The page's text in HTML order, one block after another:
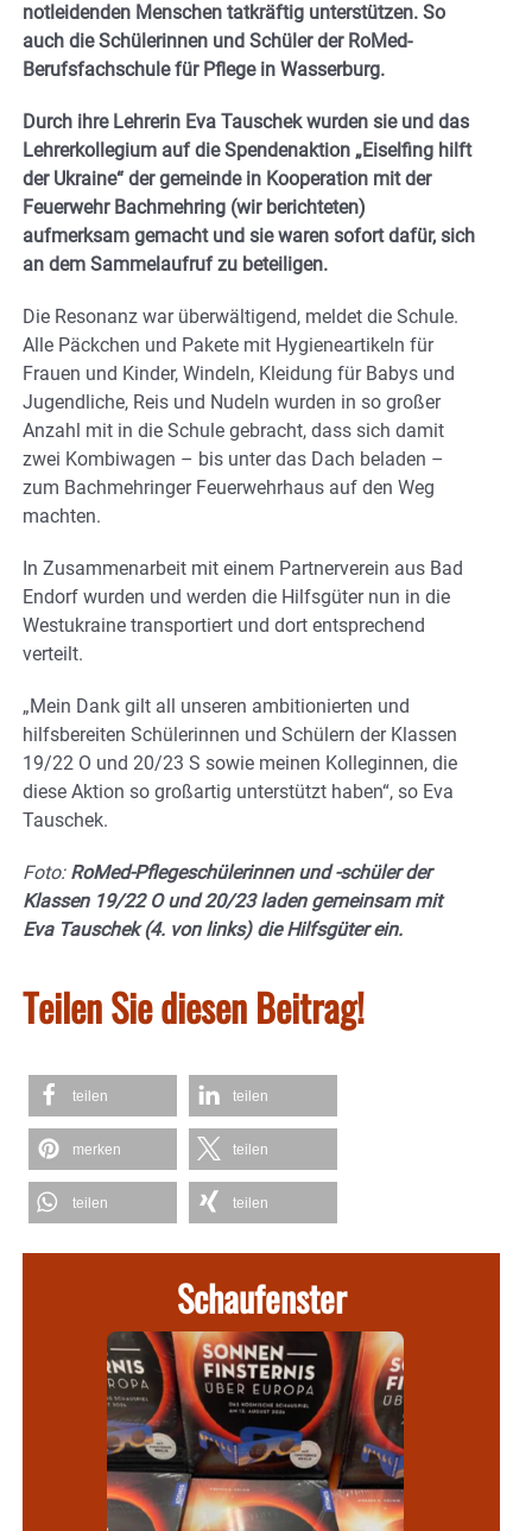
notleidenden Menschen tatkräftig unterstützen. So
auch die Schülerinnen und Schüler der RoMed-
Berufsfachschule für Pflege in Wasserburg.
Durch ihre Lehrerin Eva Tauschek wurden sie und das
Lehrerkollegium auf die Spendenaktion „Eiselfing hilft
der Ukraine“ der gemeinde in Kooperation mit der
Feuerwehr Bachmehring (wir berichteten)
aufmerksam gemacht und sie waren sofort dafür, sich
an dem Sammelaufruf zu beteiligen.
Die Resonanz war überwältigend, meldet die Schule.
Alle Päckchen und Pakete mit Hygieneartikeln für
Frauen und Kinder, Windeln, Kleidung für Babys und
Jugendliche, Reis und Nudeln wurden in so großer
Anzahl mit in die Schule gebracht, dass sich damit
zwei Kombiwagen – bis unter das Dach beladen –
zum Bachmehringer Feuerwehrhaus auf den Weg
machten.
In Zusammenarbeit mit einem Partnerverein aus Bad
Endorf wurden und werden die Hilfsgüter nun in die
Westukraine transportiert und dort entsprechend
verteilt.
„Mein Dank gilt all unseren ambitionierten und
hilfsbereiten Schülerinnen und Schülern der Klassen
19/22 O und 20/23 S sowie meinen Kolleginnen, die
diese Aktion so großartig unterstützt haben“, so Eva
Tauschek.
Foto: RoMed-Pflegeschülerinnen und -schüler der
Klassen 19/22 O und 20/23 laden gemeinsam mit
Eva Tauschek (4. von links) die Hilfsgüter ein.
Teilen Sie diesen Beitrag!
teilen teilen
merken teilen
teilen teilen
Schaufenster